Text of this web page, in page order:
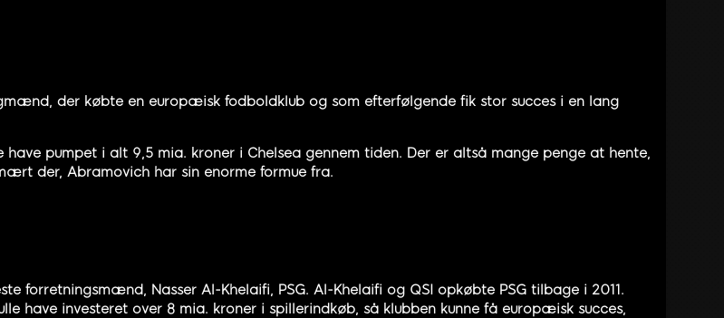
der købte en europæisk fodboldklub og som efterfølgende fik stor succes i en lang
pumpet i alt 9,5 mia. kroner i Chelsea gennem tiden. Der er altså mange penge at hente,
der, Abramovich har sin enorme formue fra.
forretningsmænd, Nasser Al-Khelaifi, PSG. Al-Khelaifi og QSI opkøbte PSG tilbage i 2011.
have investeret over 8 mia. kroner i spillerindkøb, så klubben kunne få europæisk succes,